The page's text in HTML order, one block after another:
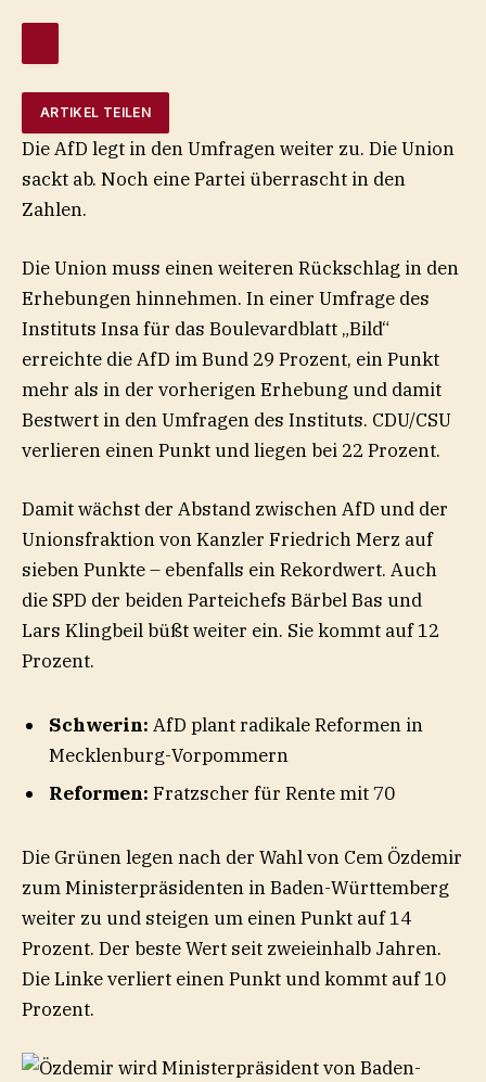
ARTIKEL TEILEN
Die AfD legt in den Umfragen weiter zu. Die Union
sackt ab. Noch eine Partei überrascht in den
Zahlen.
Die Union muss einen weiteren Rückschlag in den
Erhebungen hinnehmen. In einer Umfrage des
Instituts Insa für das Boulevardblatt „Bild“
erreichte die AfD im Bund 29 Prozent, ein Punkt
mehr als in der vorherigen Erhebung und damit
Bestwert in den Umfragen des Instituts. CDU/CSU
verlieren einen Punkt und liegen bei 22 Prozent.
Damit wächst der Abstand zwischen AfD und der
Unionsfraktion von Kanzler Friedrich Merz auf
sieben Punkte – ebenfalls ein Rekordwert. Auch
die SPD der beiden Parteichefs Bärbel Bas und
Lars Klingbeil büßt weiter ein. Sie kommt auf 12
Prozent.
Schwerin: AfD plant radikale Reformen in
Mecklenburg-Vorpommern
Reformen: Fratzscher für Rente mit 70
Die Grünen legen nach der Wahl von Cem Özdemir
zum Ministerpräsidenten in Baden-Württemberg
weiter zu und steigen um einen Punkt auf 14
Prozent. Der beste Wert seit zweieinhalb Jahren.
Die Linke verliert einen Punkt und kommt auf 10
Prozent.